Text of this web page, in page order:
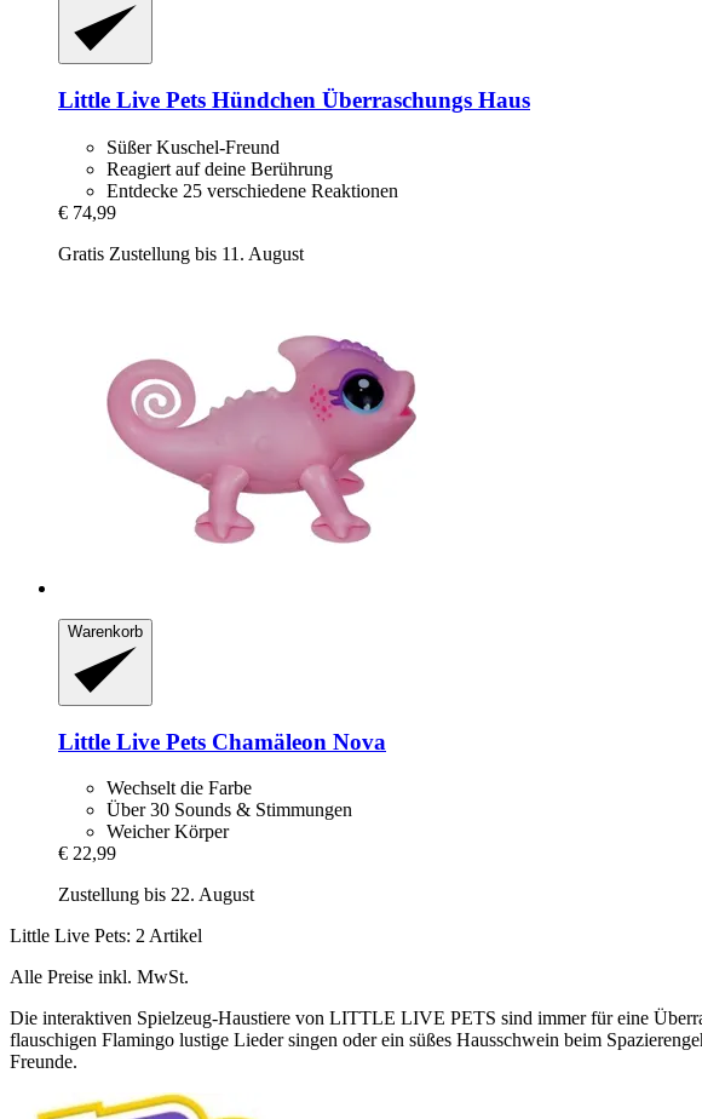
Little Live Pets Hündchen Überraschungs Haus
Süßer Kuschel-Freund
Reagiert auf deine Berührung
Entdecke 25 verschiedene Reaktionen
€ 74,99
Gratis Zustellung bis 11. August
Warenkorb
Little Live Pets Chamäleon Nova
Wechselt die Farbe
Über 30 Sounds & Stimmungen
Weicher Körper
€ 22,99
Zustellung bis 22. August
Little Live Pets: 2 Artikel
Alle Preise inkl. MwSt.
Die interaktiven Spielzeug-Haustiere von LITTLE LIVE PETS sind immer für eine
flauschigen Flamingo lustige Lieder singen oder ein süßes Hausschwein beim
Freunde.